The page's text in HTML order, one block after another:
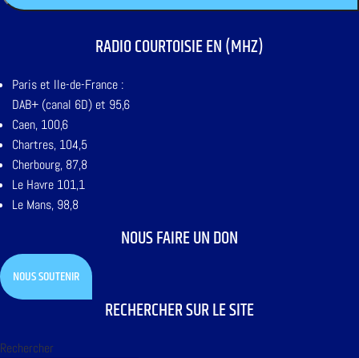
RADIO COURTOISIE EN (MHZ)
Paris et Ile-de-France :
DAB+ (canal 6D) et 95,6
Caen, 100,6
Chartres, 104,5
Cherbourg, 87,8
Le Havre 101,1
Le Mans, 98,8
NOUS FAIRE UN DON
NOUS SOUTENIR
RECHERCHER SUR LE SITE
Rechercher